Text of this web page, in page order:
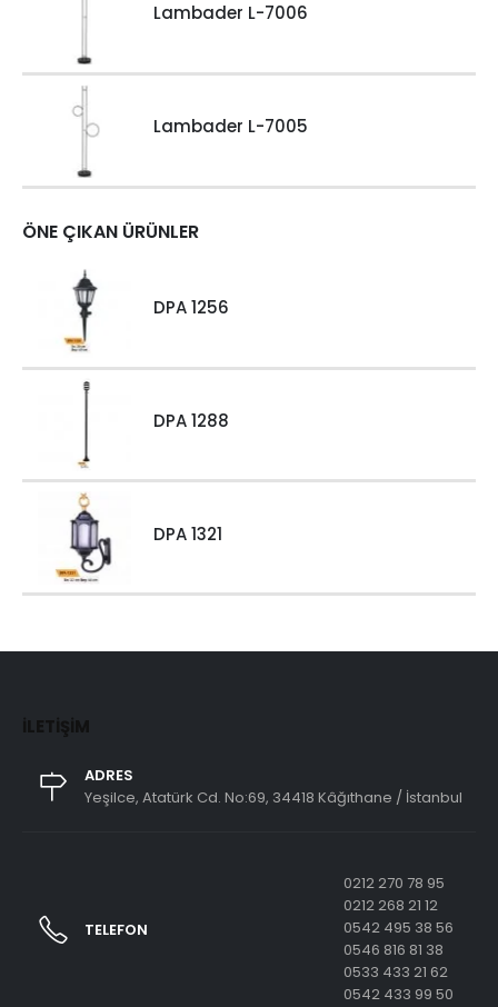
Lambader L-7006
Lambader L-7005
ÖNE ÇIKAN ÜRÜNLER
DPA 1256
DPA 1288
DPA 1321
İLETIŞIM
ADRES
Yeşilce, Atatürk Cd. No:69, 34418 Kâğıthane / İstanbul
TELEFON
0212 270 78 95
0212 268 21 12
0542 495 38 56
0546 816 81 38
0533 433 21 62
0542 433 99 50